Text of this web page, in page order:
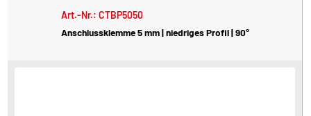
Art.-Nr.: CTBP5050
Anschlussklemme 5 mm | niedriges Profil | 90°